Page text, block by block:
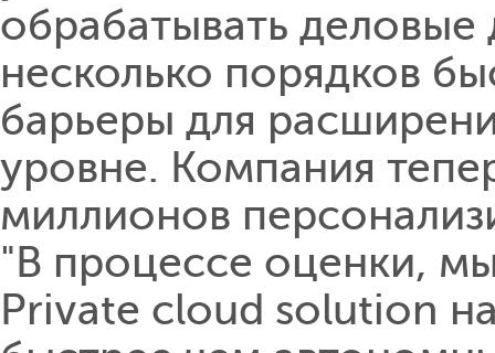
обрабатывать
несколько порядков
барьеры для
уровне. Компания
миллионов
"В процессе оценки,
Private cloud solution